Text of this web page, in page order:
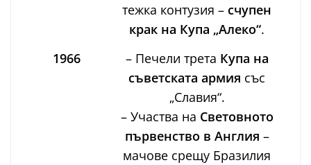
тежка контузия – счупен
крак на Купа „Алеко“.
1966
– Печели трета Купа на
съветската армия със
„Славия“.
– Участва на Световното
първенство в Англия –
мачове срещу Бразилия